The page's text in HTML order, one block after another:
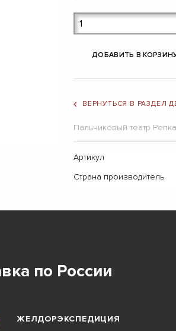
ДОБАВИТЬ В
ВЕРНУТЬСЯ В РАЗДЕЛ
Пальчиковый театр
Артикул
Страна производитель
по России
ЖЕЛДОРЭКСПЕДИЦИЯ